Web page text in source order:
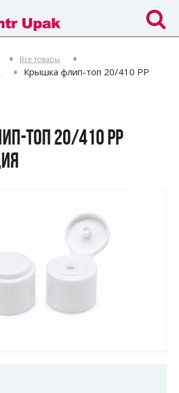
Все товары
Крышка флип-топ 20/410 PP
ТОП 20/410 PP